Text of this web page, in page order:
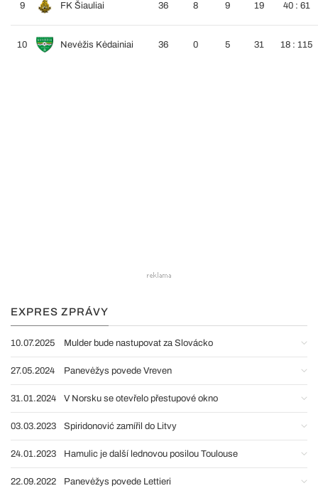
9 FK Šiauliai 36 8 9 19 40 : 61
10 Nevėžis Kėdainiai 36 0 5 31 18 : 115
EXPRES ZPRÁVY
10.07.2025 Mulder bude nastupovat za Slovácko
27.05.2024 Panevėžys povede Vreven
31.01.2024 V Norsku se otevřelo přestupové okno
03.03.2023 Spiridonović zamířil do Litvy
24.01.2023 Hamulic je další lednovou posilou Toulouse
22.09.2022 Panevėžys povede Lettieri